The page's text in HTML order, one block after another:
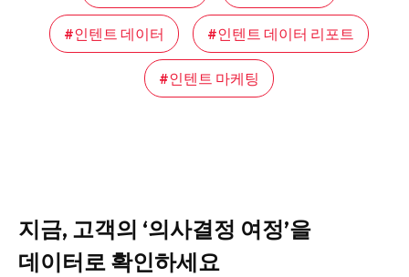
인텐트 데이터 인텐트 데이터 리포트
인텐트 마케팅
지금, 고객의 ‘의사결정 여정’을
데이터로 확인하세요